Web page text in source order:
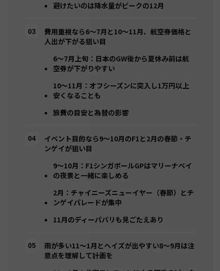
避けたいのは降水量がピークの12月
費用重視なら6〜7月と10〜11月、航空券価格と
人出が下がる狙い目
6〜7月上旬：日本のGW後から夏休み前は航
空券が下がりやすい
10〜11月：オフシーズンに突入し1万円以上
安くなることも
旅費の目安と為替の影響
イベント目的なら9〜10月のF1と2月の春節・チ
ンゲイが狙い目
9〜10月：F1シンガポールGPはマリーナベイ
の夜景と一緒に楽しめる
2月：チャイニーズニューイヤー（春節）とチ
ンゲイパレードが集中
11月のディーパバリも見ごたえあり
雨が多い11〜1月とヘイズが出やすい8〜9月は注
意点を理解して計画を